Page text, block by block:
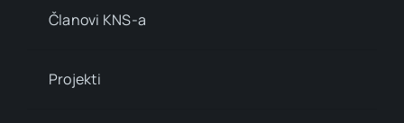
Članovi KNS-a
Projekti